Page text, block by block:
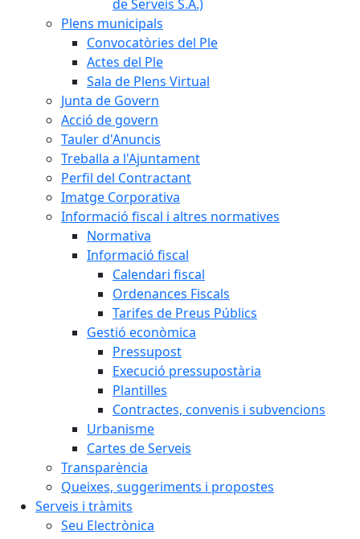
de Serveis S.A.)
Plens municipals
Convocatòries del Ple
Actes del Ple
Sala de Plens Virtual
Junta de Govern
Acció de govern
Tauler d'Anuncis
Treballa a l'Ajuntament
Perfil del Contractant
Imatge Corporativa
Informació fiscal i altres normatives
Normativa
Informació fiscal
Calendari fiscal
Ordenances Fiscals
Tarifes de Preus Públics
Gestió econòmica
Pressupost
Execució pressupostària
Plantilles
Contractes, convenis i subvencions
Urbanisme
Cartes de Serveis
Transparència
Queixes, suggeriments i propostes
Serveis i tràmits
Seu Electrònica